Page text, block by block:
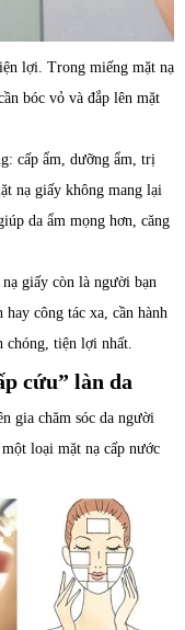
lợi. Trong miếng mặt nạ
bóc vỏ và đắp lên mặt
cấp ẩm, dưỡng ẩm, trị
nạ giấy không mang lại
da ẩm mọng hơn, căng
giấy còn là người bạn
công tác xa, cần hành
chóng, tiện lợi nhất.
cứu” làn da
gia chăm sóc da người
loại mặt nạ cấp nước